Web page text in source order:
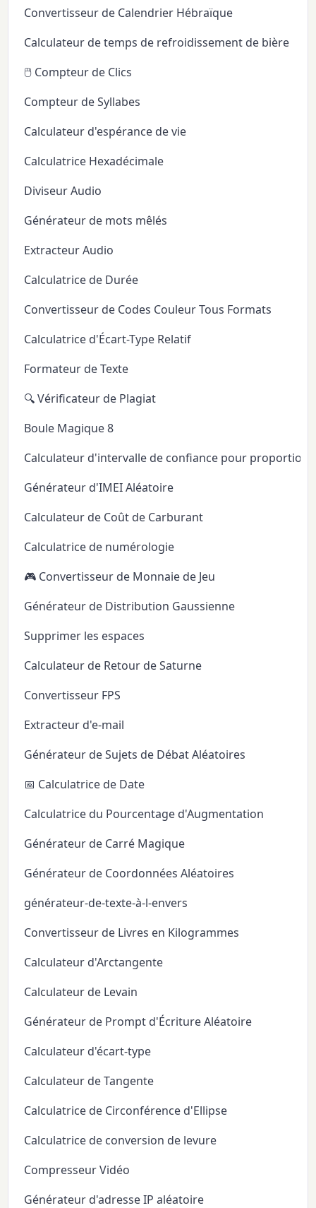
Convertisseur de Calendrier Hébraïque
Calculateur de temps de refroidissement de bière
🖱️ Compteur de Clics
Compteur de Syllabes
Calculateur d'espérance de vie
Calculatrice Hexadécimale
Diviseur Audio
Générateur de mots mêlés
Extracteur Audio
Calculatrice de Durée
Convertisseur de Codes Couleur Tous Formats
Calculatrice d'Écart-Type Relatif
Formateur de Texte
🔍 Vérificateur de Plagiat
Boule Magique 8
Calculateur d'intervalle de confiance pour proportion
Générateur d'IMEI Aléatoire
Calculateur de Coût de Carburant
Calculatrice de numérologie
🎮 Convertisseur de Monnaie de Jeu
Générateur de Distribution Gaussienne
Supprimer les espaces
Calculateur de Retour de Saturne
Convertisseur FPS
Extracteur d'e-mail
Générateur de Sujets de Débat Aléatoires
📅 Calculatrice de Date
Calculatrice du Pourcentage d'Augmentation
Générateur de Carré Magique
Générateur de Coordonnées Aléatoires
générateur-de-texte-à-l-envers
Convertisseur de Livres en Kilogrammes
Calculateur d'Arctangente
Calculateur de Levain
Générateur de Prompt d'Écriture Aléatoire
Calculateur d'écart-type
Calculateur de Tangente
Calculatrice de Circonférence d'Ellipse
Calculatrice de conversion de levure
Compresseur Vidéo
Générateur d'adresse IP aléatoire